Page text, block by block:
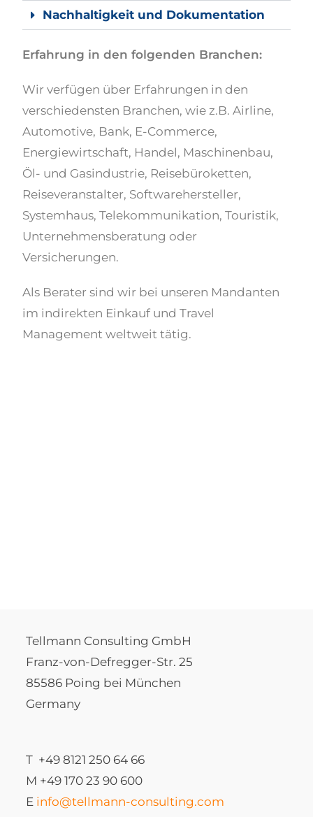
Nachhaltigkeit und Dokumentation
Erfahrung in den folgenden Branchen:
Wir verfügen über Erfahrungen in den
verschiedensten Branchen, wie z.B. Airline,
Automotive, Bank, E-Commerce,
Energiewirtschaft, Handel, Maschinenbau,
Öl- und Gasindustrie, Reisebüroketten,
Reiseveranstalter, Softwarehersteller,
Systemhaus, Telekommunikation, Touristik,
Unternehmensberatung oder
Versicherungen.
Als Berater sind wir bei unseren Mandanten
im indirekten Einkauf und Travel
Management weltweit tätig.
Tellmann Consulting GmbH
Franz-von-Defregger-Str. 25
85586 Poing bei München
Germany
T +49 8121 250 64 66
M +49 170 23 90 600
E info@tellmann-consulting.com